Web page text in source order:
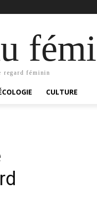
regard féminin
CULTURE